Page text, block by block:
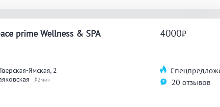
prime Wellness & SPA
Ямская, 2
2
4000
20 отзывов